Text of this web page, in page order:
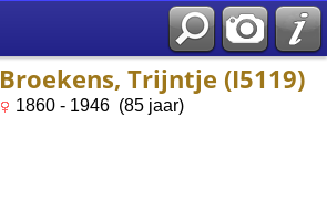
Broekens, Trijntje (I5119)
1860 - 1946 (85 jaar)